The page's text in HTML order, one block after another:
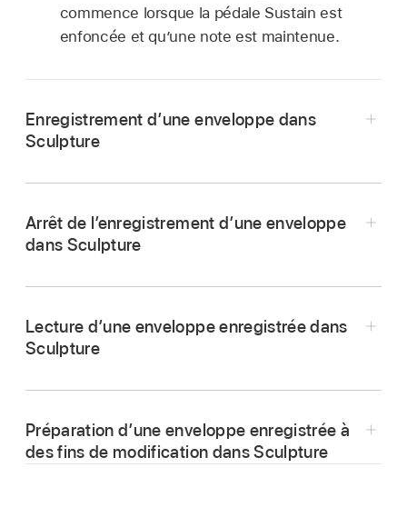
commence lorsque la pédale Sustain est
enfoncée et qu’une note est maintenue.
Enregistrement d’une enveloppe dans
Sculpture
Note + Contrôle.
Cliquez sur le bouton d’enregistrement (R) pour
lancer l’enregistrement.
Jouez et tenez une note, puis commencez à
déplacer les contrôleurs affectés aux
molette de modulation.
Arrêt de l’enregistrement d’une enveloppe
dans Sculpture
Cliquez sur le bouton d’enregistrement (R) pour
le désactiver.
Relâchez toutes lesvoix.
Jouez une nouvelle note après avoir relâché
toutes lestouches.
Lecture d’une enveloppe enregistrée dans
Sculpture
enregistrée.
Remarque :
Préparation d’une enveloppe enregistrée à
des fins de modification dans Sculpture